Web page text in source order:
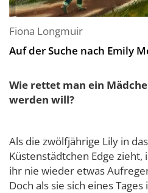
Fiona Longmuir
Auf der Suche nach Emily
Wie rettet man ein
werden will?
Als die zwölfjährige Lily in
Küstenstädtchen Edge zieht,
ihr nie wieder etwas
Doch als sie sich eines Tages